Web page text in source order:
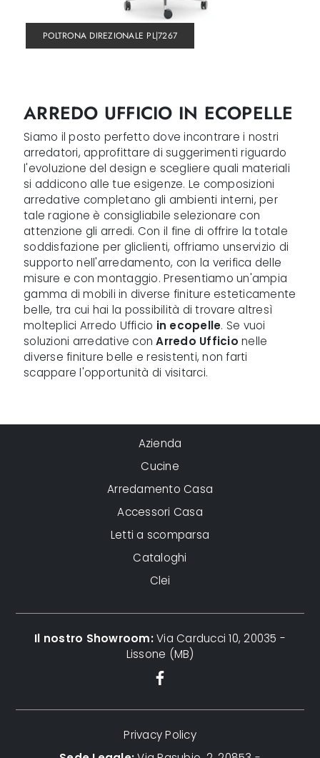
POLTRONA DIREZIONALE PL|7267
ARREDO UFFICIO IN ECOPELLE
Siamo il posto perfetto dove incontrare i nostri
arredatori, approfittare di suggerimenti riguardo
l'evoluzione del design e scegliere quali materiali
si addicono alle tue esigenze. Le composizioni
arredative completano gli ambienti interni, per
tale ragione è consigliabile selezionare con
attenzione gli arredi. Con il fine di offrire la totale
soddisfazione per gliclienti, offriamo unservizio di
supporto nell'arredamento, con la verifica delle
misure e con montaggio. Presentiamo un'ampia
gamma di mobili in diverse finiture esteticamente
belle, tra cui hai la possibilità di trovare altresì
molteplici Arredo Ufficio in ecopelle. Se vuoi
soluzioni arredative conArredo Ufficio nelle
diverse finiture belle e resistenti, non farti
scappare l'opportunità di visitarci.
Azienda
Cucine
Arredamento Casa
Accessori Casa
Letti a scomparsa
Cataloghi
Clei
Il nostro Showroom:Via Carducci 10, 20035 -
Lissone (MB)
Privacy Policy